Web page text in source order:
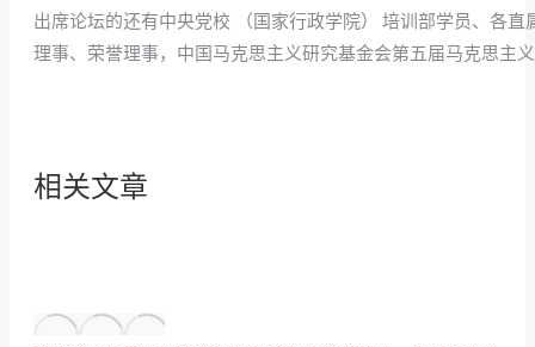
出席论坛的还有中央党校 （国家行政学院） 培训部学员、各
理事、荣誉理事，中国马克思主义研究基金会第五届马克思主
相关文章